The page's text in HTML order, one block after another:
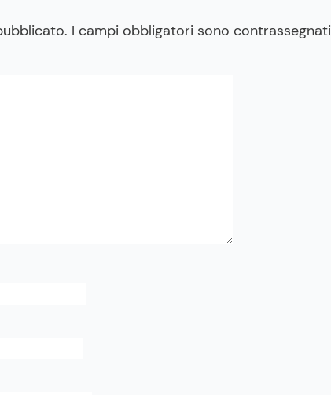
I campi obbligatori sono contrassegnati